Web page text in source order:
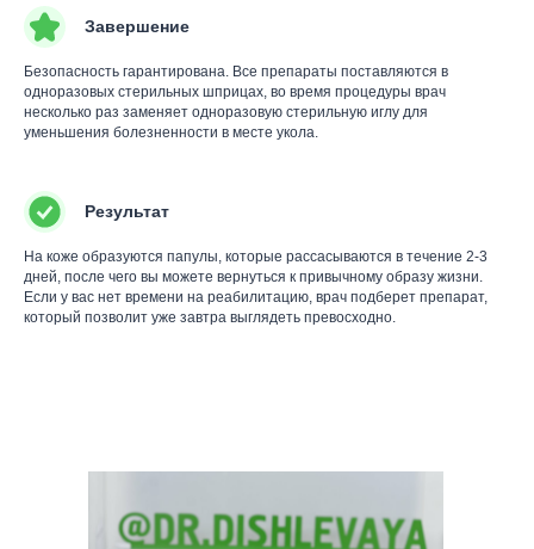
Завершение
Безопасность гарантирована. Все препараты поставляются в
одноразовых стерильных шприцах, во время процедуры врач
несколько раз заменяет одноразовую стерильную иглу для
уменьшения болезненности в месте укола.
Результат
На коже образуются папулы, которые рассасываются в течение 2-3
дней, после чего вы можете вернуться к привычному образу жизни.
Если у вас нет времени на реабилитацию, врач подберет препарат,
который позволит уже завтра выглядеть превосходно.